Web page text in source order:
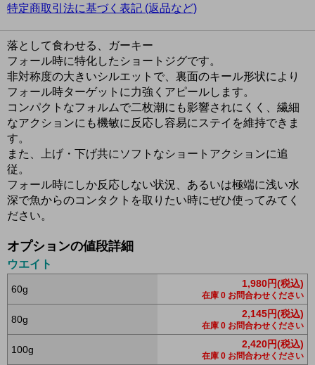
特定商取引法に基づく表記 (返品など)
落として食わせる、ガーキー
フォール時に特化したショートジグです。
非対称度の大きいシルエットで、裏面のキール形状により
フォール時ターゲットに力強くアピールします。
コンパクトなフォルムで二枚潮にも影響されにくく、繊細
なアクションにも機敏に反応し容易にステイを維持できま
す。
また、上げ・下げ共にソフトなショートアクションに追
従。
フォール時にしか反応しない状況、あるいは極端に浅い水
深で魚からのコンタクトを取りたい時にぜひ使ってみてく
ださい。
オプションの値段詳細
ウエイト
60g 1,980円(税込)
在庫 0 お問合わせください
80g 2,145円(税込)
在庫 0 お問合わせください
100g 2,420円(税込)
在庫 0 お問合わせください